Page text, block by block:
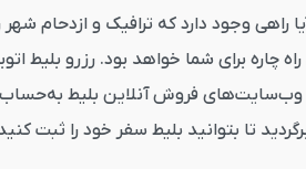
وجود دارد که ترافیک و ازدحام
برای شما خواهد بود. رزرو بلیط
وب‌سایت‌های فروش آنلاین بلیط به‌حساب
تا بتوانید بلیط سفر خود را ثبت